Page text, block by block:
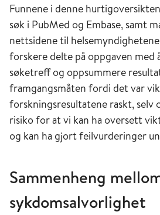
Funnene i denne
søk i PubMed og Embase, samt
nettsidene til
forskere delte på oppgaven med
søketreff og oppsummere
framgangsmåten fordi det var
forskningsresultatene raskt,
risiko for at vi kan ha oversett
og kan ha gjort feilvurderinger
Sammenheng
sykdomsalvorlighet